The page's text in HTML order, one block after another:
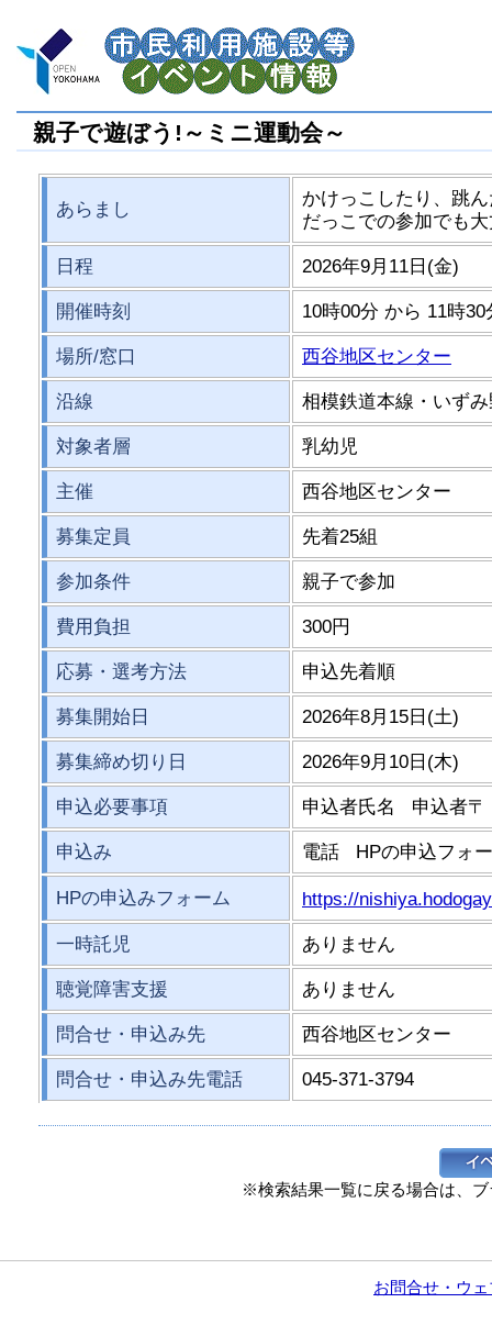
親子で遊ぼう!～ミニ運動会～
あらまし
かけっこしたり、跳
だっこでの参加でも
日程 2026年9月11日(金)
開催時刻 10時00分 から 11時30
場所/窓口 西谷地区センター
沿線 相模鉄道本線・いず
対象者層 乳幼児
主催 西谷地区センター
募集定員 先着25組
参加条件 親子で参加
費用負担 300円
応募・選考方法 申込先着順
募集開始日 2026年8月15日(土)
募集締め切り日 2026年9月10日(木)
申込必要事項 申込者氏名 申込者
申込み 電話 HPの申込フォ
HPの申込みフォーム https://
一時託児 ありません
聴覚障害支援 ありません
問合せ・申込み先 西谷地区センター
問合せ・申込み先電話 045-371-3794
※検索結果一覧に戻る場合は、
お問合せ・ウ